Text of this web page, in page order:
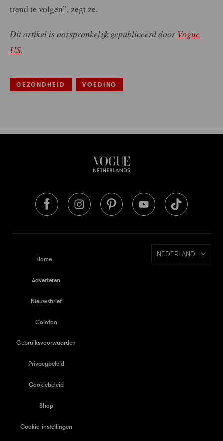
trend te volgen”, zegt ze.
Dit artikel is oorspronkelijk gepubliceerd door Vogue
US.
GEZONDHEID VOEDING
Home
Adverteren
Nieuwsbrief
Colofon
Gebruiksvoorwaarden
Privacybeleid
Cookiebeleid
Shop
Cookie-instellingen
NEDERLAND